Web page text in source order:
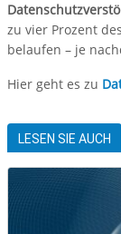
zu vier Prozent
belaufen – je
Hier geht es zu
LESEN SIE AUCH